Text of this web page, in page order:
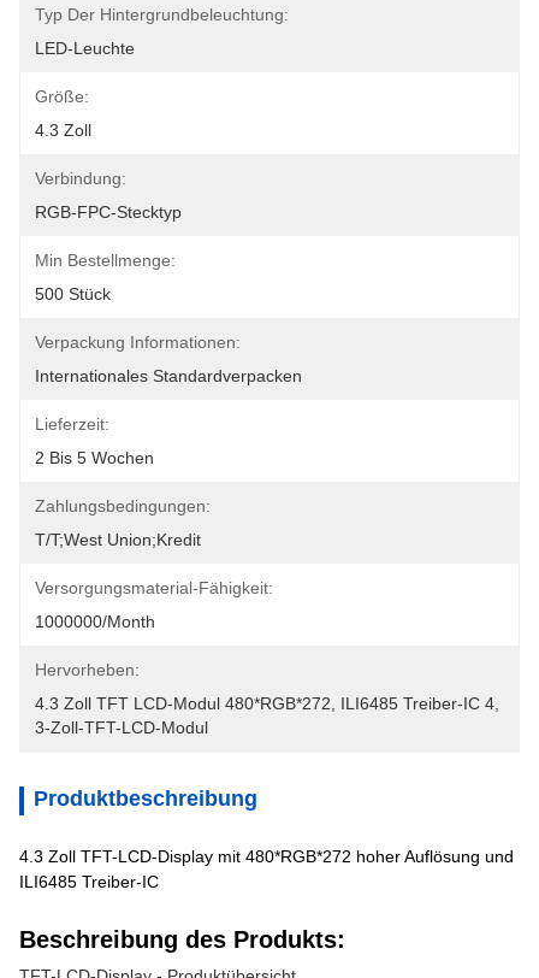
Typ Der Hintergrundbeleuchtung:
LED-Leuchte
Größe:
4.3 Zoll
Verbindung:
RGB-FPC-Stecktyp
Min Bestellmenge:
500 Stück
Verpackung Informationen:
Internationales Standardverpacken
Lieferzeit:
2 Bis 5 Wochen
Zahlungsbedingungen:
T/T;West Union;Kredit
Versorgungsmaterial-Fähigkeit:
1000000/month
Hervorheben:
4.3 Zoll TFT LCD-Modul 480*RGB*272
ILI6485 Treiber-IC 4
3-Zoll-TFT-LCD-Modul
Produktbeschreibung
4.3 Zoll TFT-LCD-Display mit 480*RGB*272 hoher Auflösung und
ILI6485 Treiber-IC
Beschreibung des Produkts: